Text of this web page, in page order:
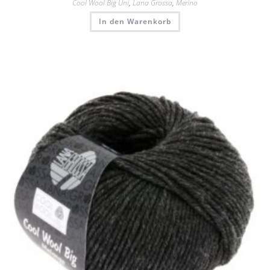
Cool Wool Big Uni, Lana Grossa, Merino
In den Warenkorb